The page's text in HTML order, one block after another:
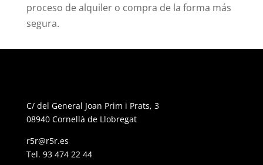
proceso de alquiler o compra de la forma más
segura.
C/ del General Joan Prim i Prats, 3
08940 Cornellà de Llobregat
r5r@r5r.es
Tel. 93 474 22 44